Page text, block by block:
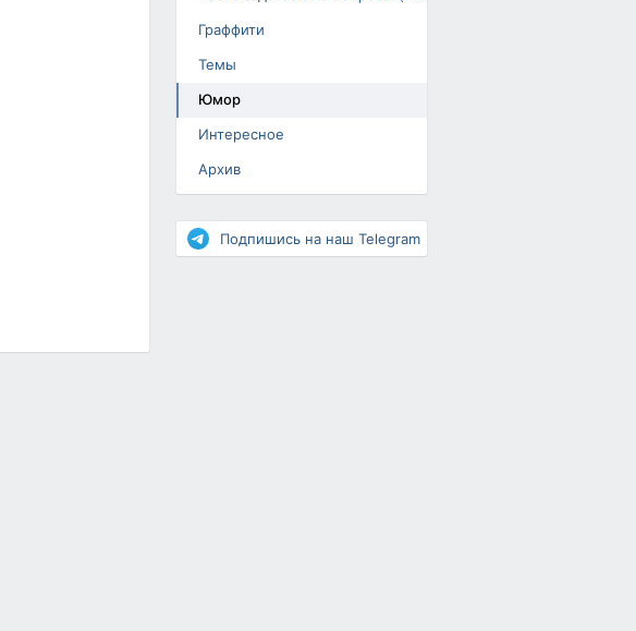
Граффити
Темы
Юмор
Интересное
Архив
Повышение рейтинга
Подпишись на наш Telegram